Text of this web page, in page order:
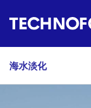
转
主
要
海水淡化